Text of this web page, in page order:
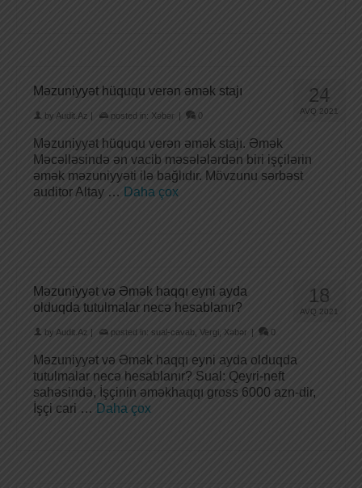
24
AVQ 2021
Məzuniyyət hüququ verən əmək stajı
by Audit.Az | posted in: Xəbər | 0
Məzuniyyət hüququ verən əmək stajı. Əmək
Məcəlləsində ən vacib məsələlərdən biri işçilərin
əmək məzuniyyəti ilə bağlıdır. Mövzunu sərbəst
auditor Altay … Daha çox
18
AVQ 2021
Məzuniyyət və Əmək haqqı eyni ayda
olduqda tutulmalar necə hesablanır?
by Audit.Az | posted in: sual-cavab Vergi Xəbər | 0
Məzuniyyət və Əmək haqqı eyni ayda olduqda
tutulmalar necə hesablanır? Sual: Qeyri-neft
sahəsində, İşçinin əməkhaqqı gross 6000 azn-dir,
İşçi cari … Daha çox